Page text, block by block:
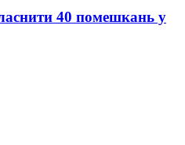
40 помешкань у